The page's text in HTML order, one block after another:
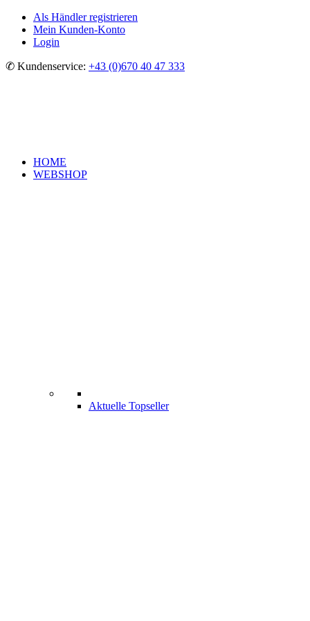
Als Händler registrieren
Mein Kunden-Konto
Login
✆ Kundenservice: +43 (0)670 40 47 333
HOME
WEBSHOP
Aktuelle Topseller